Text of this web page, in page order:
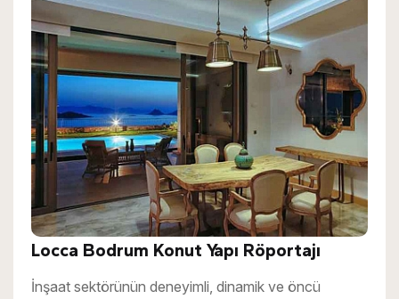
Locca Bodrum Konut Yapı Röportajı
İnşaat sektörünün deneyimli, dinamik ve öncü